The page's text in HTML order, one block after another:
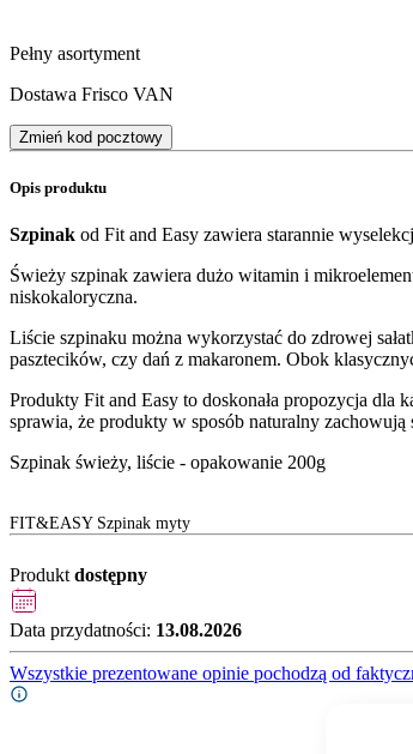
Pełny asortyment
Dostawa Frisco VAN
Zmień kod pocztowy
Opis produktu
Szpinak od Fit and Easy zawiera starannie
Świeży szpinak zawiera dużo witamin i
niskokaloryczna.
Liście szpinaku można wykorzystać do zdrowej
pasztecików, czy dań z makaronem. Obok
Produkty Fit and Easy to doskonała propozycja dla
sprawia, że produkty w sposób naturalny zachowują
Szpinak świeży, liście - opakowanie 200g
FIT&EASY Szpinak myty
Produkt dostępny
Data przydatności: 13.08.2026
Wszystkie prezentowane opinie pochodzą od